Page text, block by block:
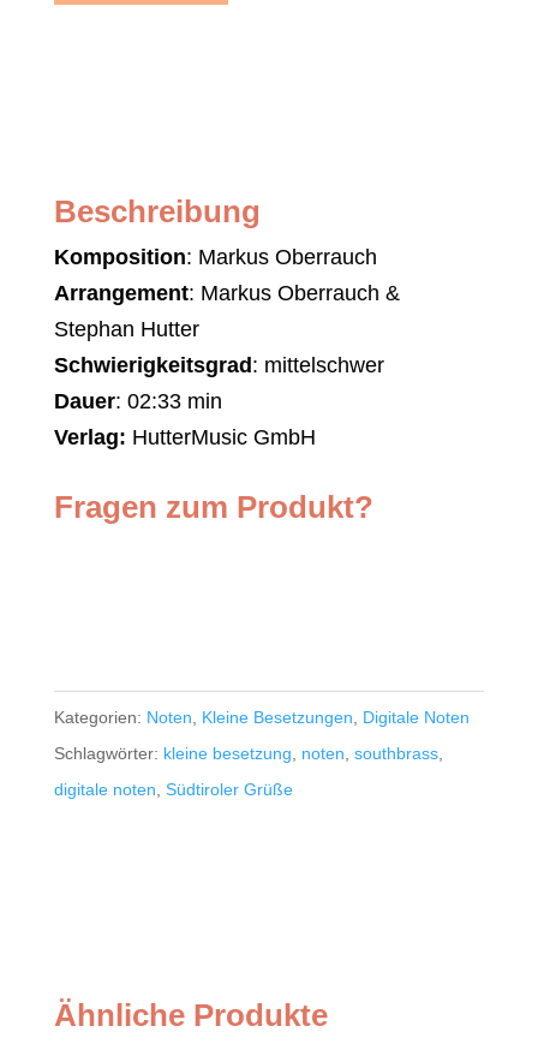
Beschreibung
Komposition: Markus Oberrauch
Arrangement: Markus Oberrauch &
Stephan Hutter
Schwierigkeitsgrad : mittelschwer
Dauer: 02:33 min
Verlag: HutterMusic GmbH
Fragen zum Produkt?
Kategorien: Noten Kleine Besetzungen
Digitale Noten
Schlagwörter: kleine besetzung noten southbrass,
digitale noten Südtiroler Grüße
Ähnliche Produkte